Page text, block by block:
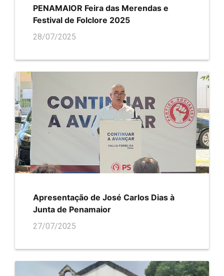
PENAMAIOR Feira das Merendas e
Festival de Folclore 2025
28/07/2025
Apresentação de José Carlos Dias à
Junta de Penamaior
27/07/2025